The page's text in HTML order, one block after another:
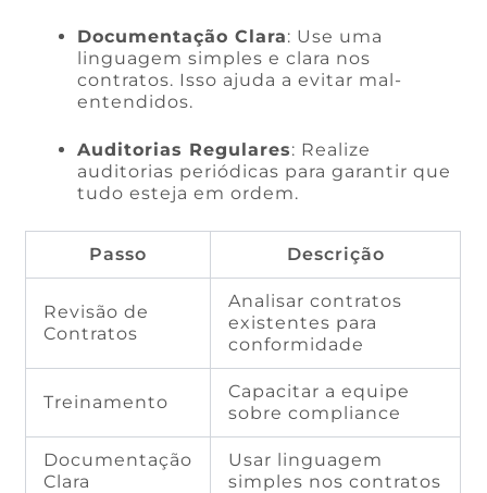
Documentação Clara: Use uma
linguagem simples e clara nos
contratos. Isso ajuda a evitar mal-
entendidos.
Auditorias Regulares: Realize
auditorias periódicas para garantir que
tudo esteja em ordem.
Passo Descrição
Revisão de
Contratos
Analisar contratos
existentes para
conformidade
Treinamento
Capacitar a equipe
sobre compliance
Documentação
Clara
Usar linguagem
simples nos contratos